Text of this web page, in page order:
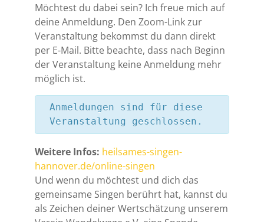
Möchtest du dabei sein? Ich freue mich auf
deine Anmeldung. Den Zoom-Link zur
Veranstaltung bekommst du dann direkt
per E-Mail. Bitte beachte, dass nach Beginn
der Veranstaltung keine Anmeldung mehr
möglich ist.
Anmeldungen sind für diese
Veranstaltung geschlossen.
Weitere Infos: heilsames-singen-
hannover.de/online-singen
Und wenn du möchtest und dich das
gemeinsame Singen berührt hat, kannst du
als Zeichen deiner Wertschätzung unserem